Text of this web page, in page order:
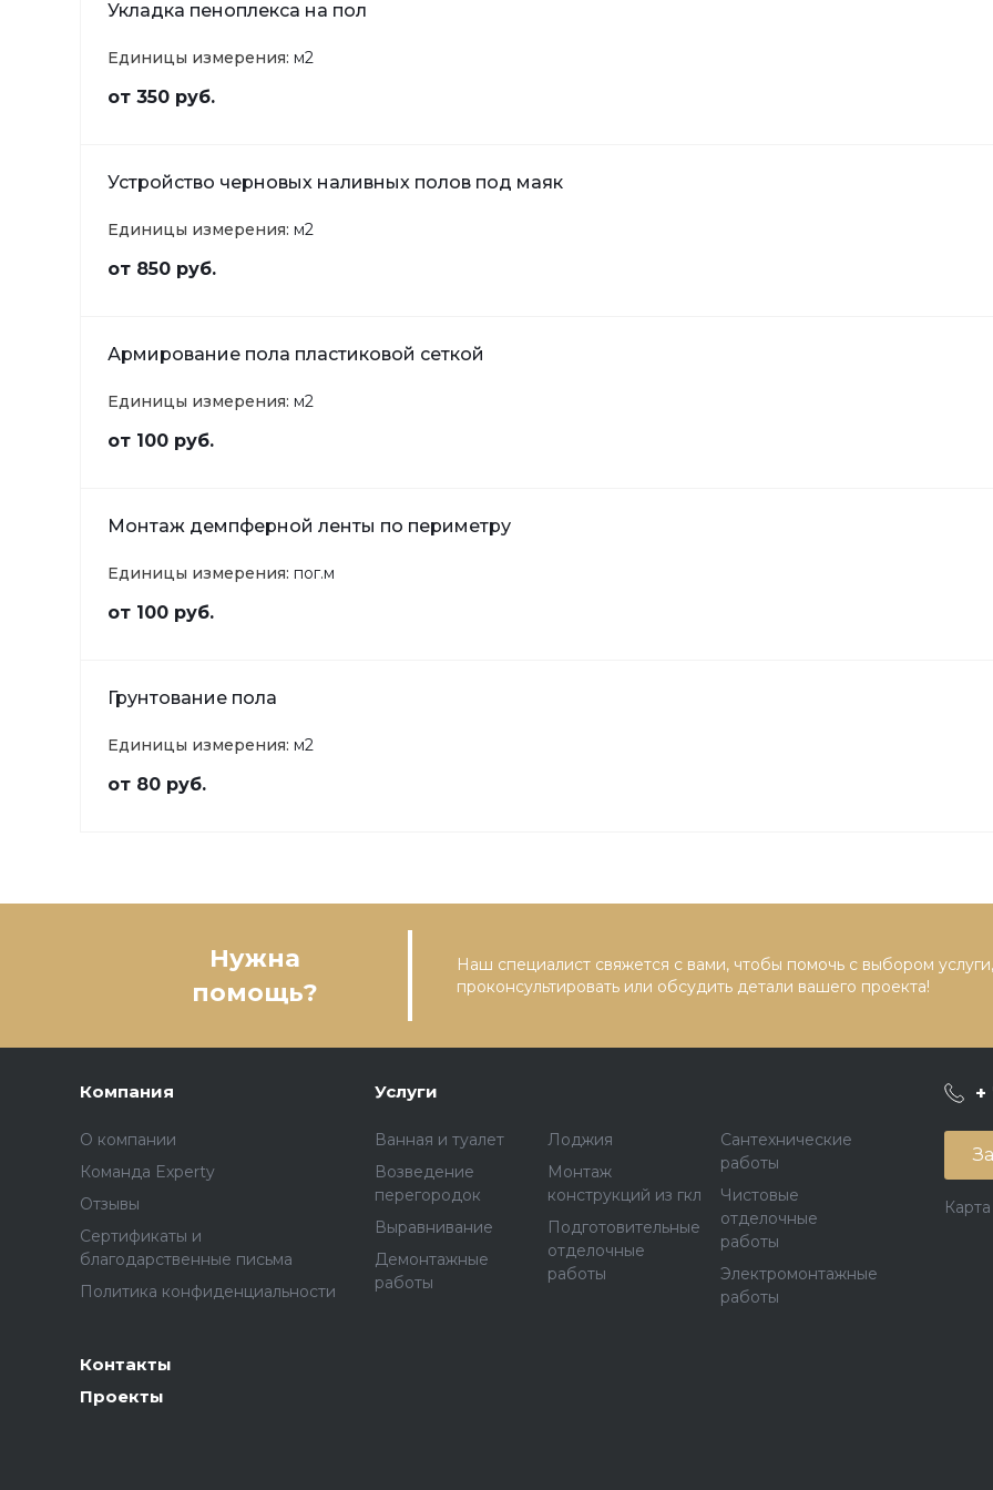
Укладка пеноплекса на пол
Единицы измерения: м2
от 350 руб.
Устройство черновых наливных полов под маяк
Единицы измерения: м2
от 850 руб.
Армирование пола пластиковой сеткой
Единицы измерения: м2
от 100 руб.
Монтаж демпферной ленты по периметру
Единицы измерения: пог.м
от 100 руб.
Грунтование пола
Единицы измерения: м2
от 80 руб.
Нужна
помощь?
Наш специалист свяжется с вами, чтобы помочь с выбором услуги,
проконсультировать или обсудить детали вашего проекта!
Компания
О компании
Команда Experty
Отзывы
Сертификаты и
благодарственные письма
Политика конфиденциальности
Услуги
Ванная и туалет
Возведение
перегородок
Выравнивание
Демонтажные
работы
Лоджия
Монтаж
конструкций из гкл
Подготовительные
отделочные
работы
Сантехнические
работы
Чистовые
отделочные
работы
Электромонтажные
работы
Контакты
Проекты
+